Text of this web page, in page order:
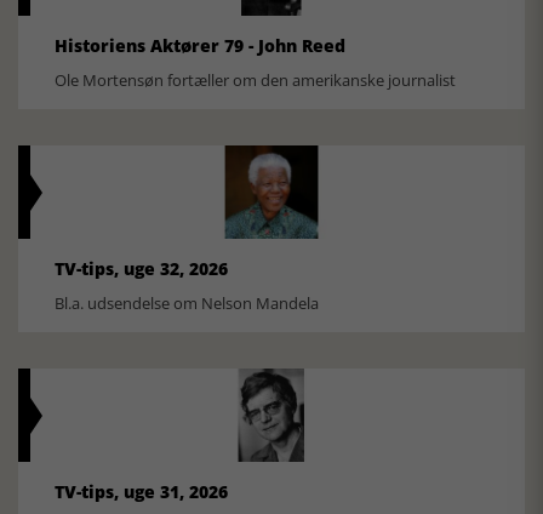
Historiens Aktører 79 - John Reed
Ole Mortensøn fortæller om den amerikanske journalist
TV-tips, uge 32, 2026
Bl.a. udsendelse om Nelson Mandela
TV-tips, uge 31, 2026